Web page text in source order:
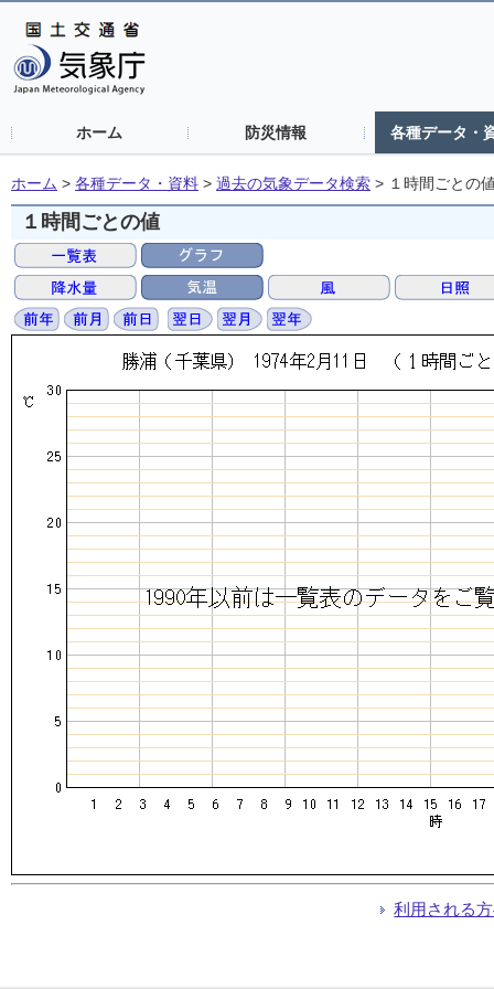
ホーム 防災情報 各種データ・
ホーム > 各種データ・資料 > 過去の気象データ検索 > １時間ごとの
１時間ごとの値
利用される